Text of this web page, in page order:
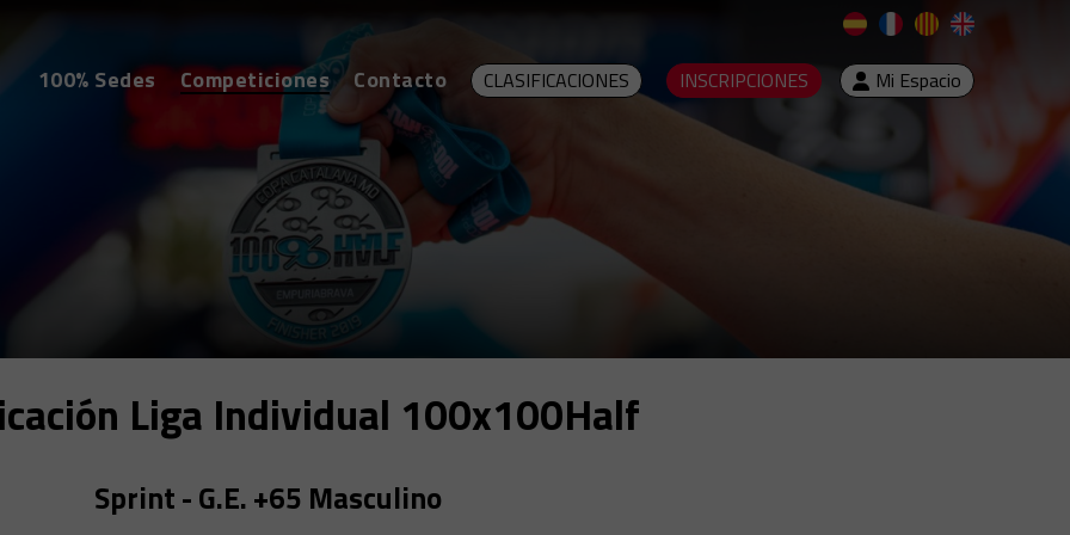
100% Sedes Competiciones Contacto CLASIFICACIONES INSCRIPCIONES Mi Espacio
Liga Individual 100x100Half
Sprint - G.E. +65 Masculino